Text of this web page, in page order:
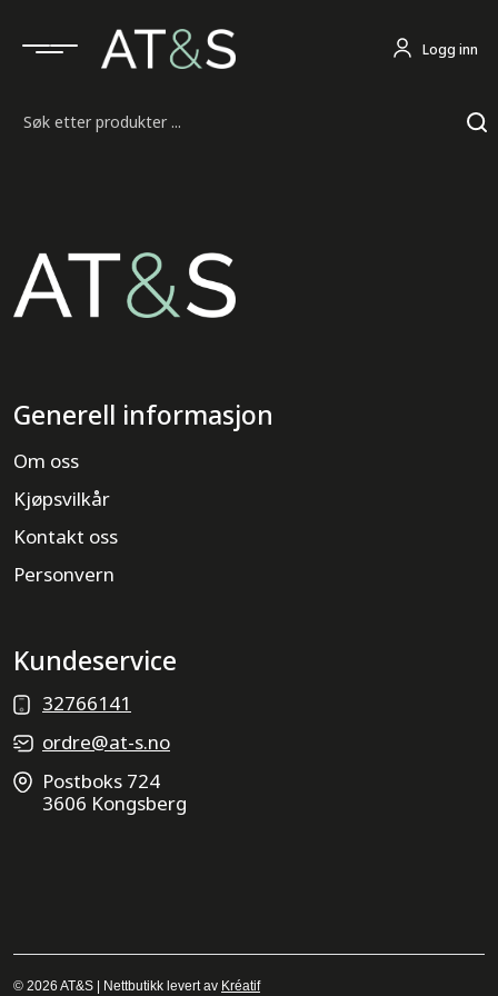
Logg inn
Generell informasjon
Om oss
Kjøpsvilkår
Kontakt oss
Personvern
Kundeservice
32766141
ordre@at-s.no
Postboks 724
3606 Kongsberg
© 2026 AT&S | Nettbutikk levert av Kréatif